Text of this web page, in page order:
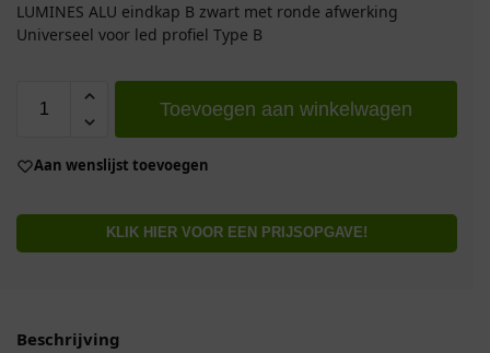
LUMINES ALU eindkap B zwart met ronde afwerking
Universeel voor led profiel Type B
Toevoegen aan winkelwagen
Aan wenslijst toevoegen
KLIK HIER VOOR EEN PRIJSOPGAVE!
Beschrijving